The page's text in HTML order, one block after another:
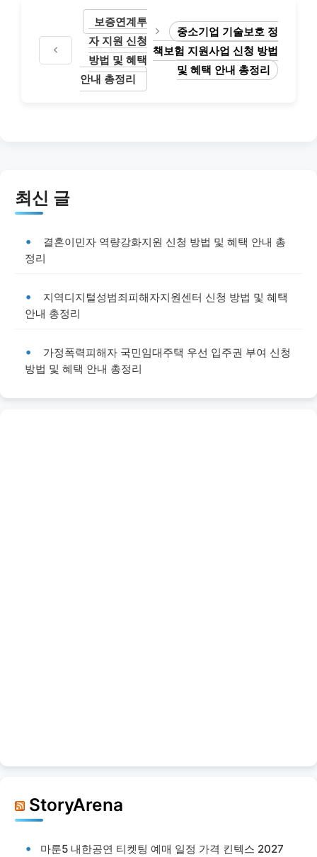
보증연계투
자 지원 신청
방법 및 혜택
안내 총정리
중소기업 기술보호 정
책보험 지원사업 신청 방법
및 혜택 안내 총정리
최신 글
결혼이민자 역량강화지원 신청 방법 및 혜택 안내 총
정리
지역디지털성범죄피해자지원센터 신청 방법 및 혜택
안내 총정리
가정폭력피해자 국민임대주택 우선 입주권 부여 신청
방법 및 혜택 안내 총정리
StoryArena
마룬5 내한공연 티켓팅 예매 일정 가격 킨텍스 2027